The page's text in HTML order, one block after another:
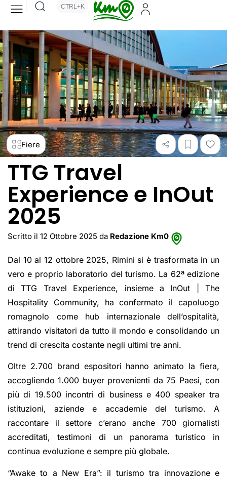
CTRL+K
Fiere
TTG Travel
Experience e InOut
2025
Scritto il 12 Ottobre 2025 da Redazione Km0
Dal 10 al 12 ottobre 2025, Rimini si è trasformata in un
vero e proprio laboratorio del turismo. La 62ª edizione
di TTG Travel Experience, insieme a InOut | The
Hospitality Community, ha confermato il capoluogo
romagnolo come hub internazionale dell’ospitalità,
attirando visitatori da tutto il mondo e consolidando un
trend di crescita costante negli ultimi tre anni.
Oltre 2.700 brand espositori hanno animato la fiera,
accogliendo 1.000 buyer provenienti da 75 Paesi, con
più di 19.500 incontri di business e 400 speaker tra
istituzioni, aziende e accademie del turismo. A
raccontare il settore c’erano anche 700 giornalisti
accreditati, testimoni di un panorama turistico in
continua evoluzione e sempre più globale.
“Awake to a New Era”: il turismo tra innovazione e